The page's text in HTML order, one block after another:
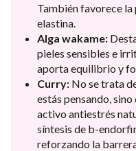
También favorece
elastina.
Alga wakame:
pieles sensibles e
aporta equilibrio y
Curry: No se trata
estás pensando,
activo antiestrés
síntesis de b-
reforzando la